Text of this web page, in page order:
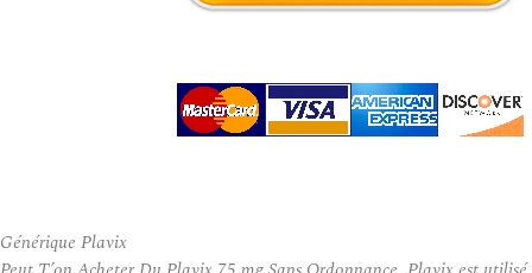
Générique Plavix